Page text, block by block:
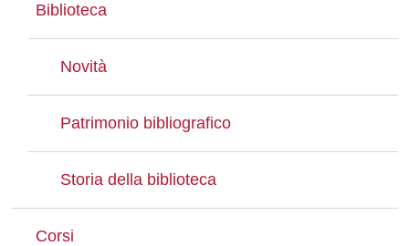
Biblioteca
Novità
Patrimonio bibliografico
Storia della biblioteca
Corsi